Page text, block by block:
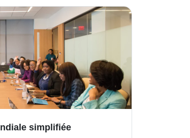
atténuent les risques et
chaînes d'approvisionnement
particulier pour les entreprises
en Asie.
simplifiée